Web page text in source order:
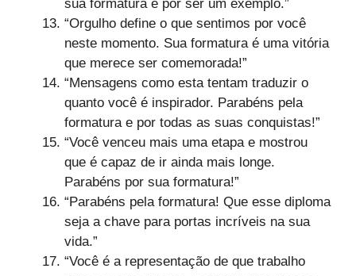
sua formatura e por ser um exemplo.”
“Orgulho define o que sentimos por você
neste momento. Sua formatura é uma vitória
que merece ser comemorada!”
“Mensagens como esta tentam traduzir o
quanto você é inspirador. Parabéns pela
formatura e por todas as suas conquistas!”
“Você venceu mais uma etapa e mostrou
que é capaz de ir ainda mais longe.
Parabéns por sua formatura!”
“Parabéns pela formatura! Que esse diploma
seja a chave para portas incríveis na sua
vida.”
“Você é a representação de que trabalho